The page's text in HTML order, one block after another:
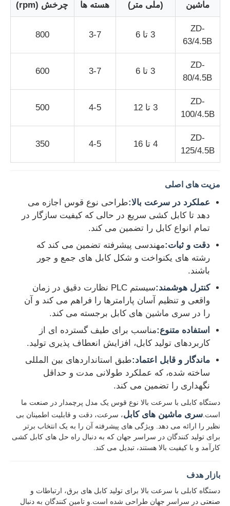
کارخانه تور
کنترل کیفیت
اخبار
درخواست نقل قول
خط تولید اکستروزن
خط اکستروژن سیم
دستگاه سیم بندکشی
ماشین زرهی
ماشین بسته بندی
دستگاه تک پیچ
دستگاه کابل کشی
دستگاه پیچش جفتی
ماشین (ملی متر) هسته ها چرخش (rpm)
ZD-
63/4.5B
3 تا 6 3-7
800
ZD-
80/4.5B
3 تا 6 3-7
600
ZD-
100/4.5B
3 تا 12 4-5
500
ZD-
125/4.5B
4 تا 16 4-5
350
مزیت های اصلی
عملکرد در سرعت بالا:طراحی نوع قوس اجازه می
دهد تا کابل کشی سریع در حالی که کیفیت سازگار در
تمام انواع کابل را تضمین می کند.
دقت و ثبات:مهندسی پیشرفته تضمین می کند که
رشته های یکنواخت و شکل کابل های جمع و جور
باشند.
کنترل هوشمند:
سیستم PLC نظارت دقیق در زمان
واقعی و تنظیم آسان پارامترها را فراهم می کند و آن
را در سری ماشین های کابل برجسته می کند.
استفاده متنوع:مناسب برای طیف گسترده ای از
کاربردهای تولید کابل، افزایش انعطاف پذیری تولید.
ماندگار و قابل اعتماد:طبق استانداردهای بین المللی
ساخته شده، که عملکرد طولانی مدت و حداقل
نگهداری را تضمین می کند.
دستگاه کابلی با سرعت بالا نوع قوس یک مدل پرچمدار در صنعت ما
است.سری ماشین های کابل، سرعت، دقت و قابلیت اطمینان بی
نظیر را ارائه می دهد. ویژگی های پیشرفته آن را به یک انتخاب برتر
برای تولید کنندگان در سراسر جهان که به دنبال راه حل های کابل کشی
کارآمد و با کیفیت بالا هستند، تبدیل می کند.
بازار هدف
دستگاه کابلی با سرعت بالا برای تولید کابل های برق، ارتباطات و
صنعتی در سراسر جهان طراحی شده است.و تامین کنندگان به دنبال